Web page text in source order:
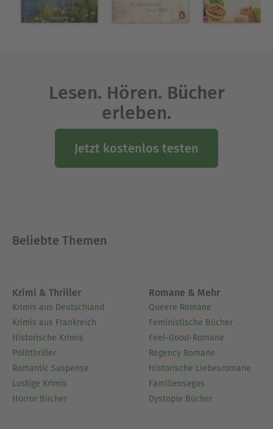
Lesen. Hören. Bücher
erleben.
Jetzt kostenlos testen
Beliebte Themen
Krimi & Thriller
Krimis aus Deutschland
Krimis aus Frankreich
Historische Krimis
Politthriller
Romantic Suspense
Lustige Krimis
Horror Bücher
Romane & Mehr
Queere Romane
Feministische Bücher
Feel-Good-Romane
Regency Romane
Historische Liebesromane
Familiensagas
Dystopie Bücher